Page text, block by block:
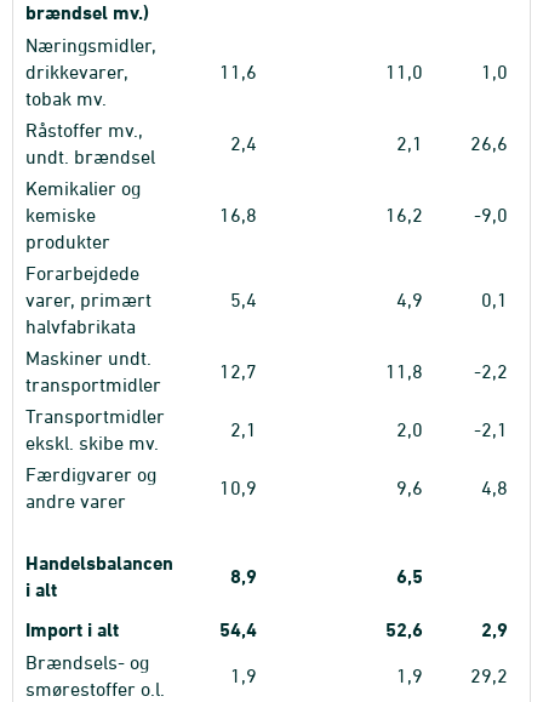
brændsel mv.)
Næringsmidler,
drikkevarer,
tobak mv.
11,6 11,0 1,0
Råstoffer mv.,
undt. brændsel
2,4 2,1 26,6
Kemikalier og
kemiske
produkter
16,8 16,2 -9,0
Forarbejdede
varer, primært
halvfabrikata
5,4 4,9 0,1
Maskiner undt.
transportmidler
12,7 11,8 -2,2
Transportmidler
ekskl. skibe mv.
2,1 2,0 -2,1
Færdigvarer og
andre varer
10,9 9,6 4,8
Handelsbalancen
i alt
8,9 6,5
Import i alt 54,4 52,6 2,9
Brændsels- og
smørestoffer o.l.
1,9 1,9 29,2